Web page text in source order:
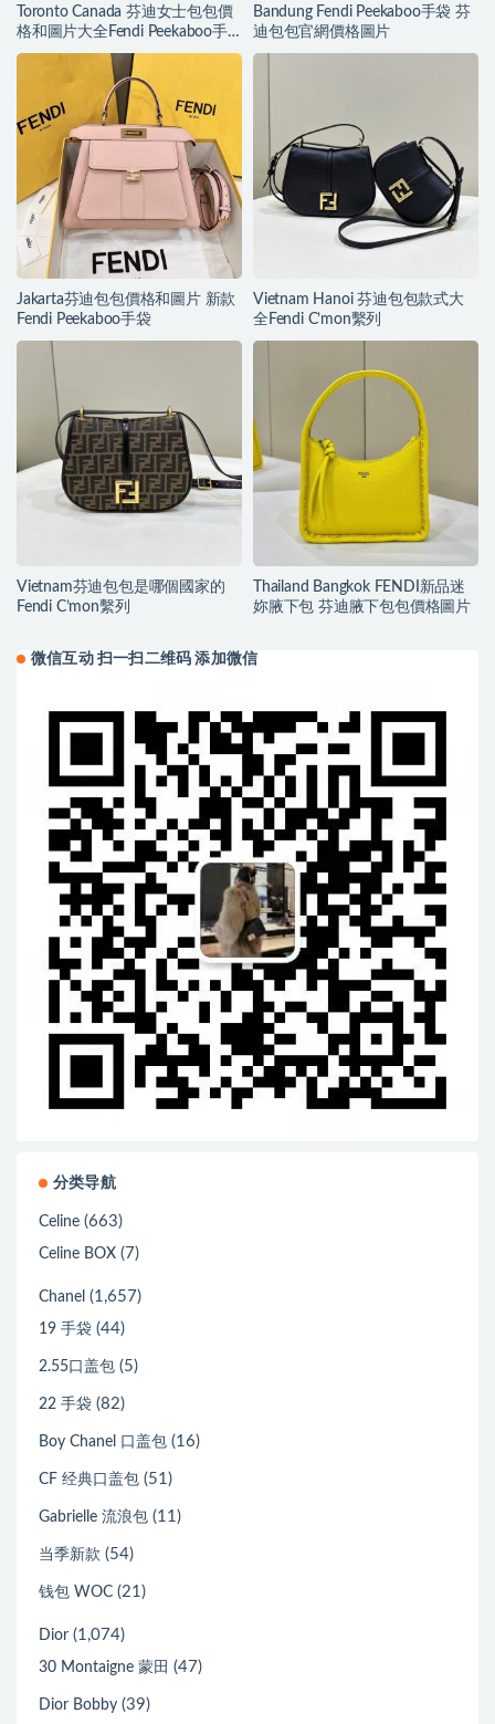
Toronto Canada 芬迪女士包包價
格和圖片大全Fendi Peekaboo手
袋
Bandung Fendi Peekaboo手袋 芬
迪包包官網價格圖片
Jakarta芬迪包包價格和圖片 新款
Fendi Peekaboo手袋
Vietnam Hanoi 芬迪包包款式大
全Fendi C’mon繫列
Vietnam芬迪包包是哪個國家的
Fendi C’mon繫列
Thailand Bangkok FENDI新品迷
妳腋下包 芬迪腋下包包價格圖片
微信互动 扫一扫二维码 添加微信
分类导航
Celine (663)
Celine BOX (7)
Chanel (1,657)
19 手袋 (44)
2.55口盖包 (5)
22 手袋 (82)
Boy Chanel 口盖包 (16)
CF 经典口盖包 (51)
Gabrielle 流浪包 (11)
当季新款 (54)
钱包 WOC (21)
Dior (1,074)
30 Montaigne 蒙田 (47)
Dior Bobby (39)